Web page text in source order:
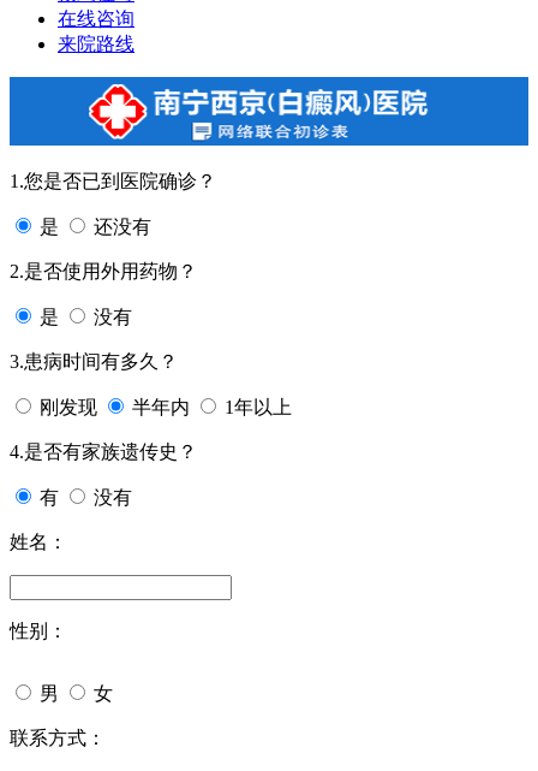
在线咨询
来院路线
1.您是否已到医院确诊？
是 还没有
2.是否使用外用药物？
是 没有
3.患病时间有多久？
刚发现 半年内 1年以上
4.是否有家族遗传史？
有 没有
姓名：
性别：
男 女
联系方式：